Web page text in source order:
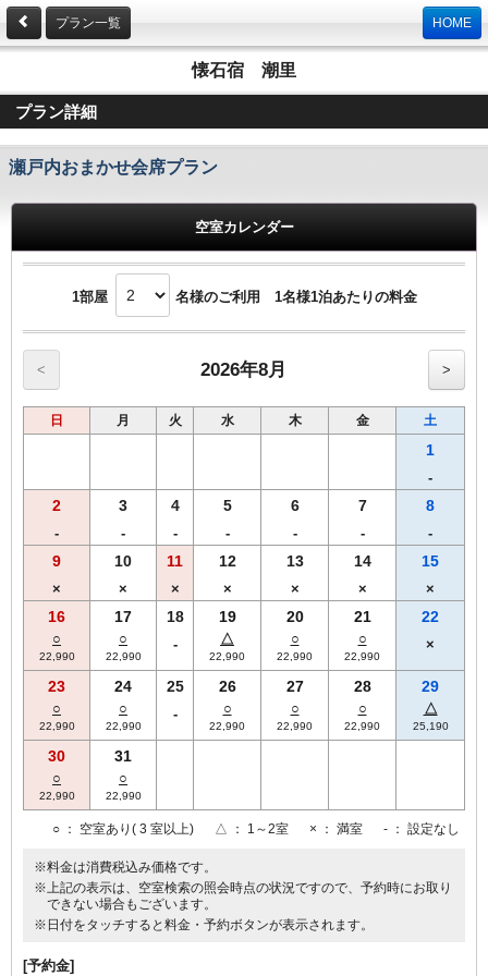
プラン一覧 HOME
懐石宿 潮里
プラン詳細
瀬戸内おまかせ会席プラン
空室カレンダー
1部屋 名様のご利用 1名様1泊あたりの料金
< 2026年8月 >
日 月 火 水 木 金 土
1
-
2
-
3
-
4
-
5
-
6
-
7
-
8
-
9
×
10
×
11
×
12
×
13
×
14
×
15
×
16
○
22,990
17
○
22,990
18
-
19
△
22,990
20
○
22,990
21
○
22,990
22
×
23
○
22,990
24
○
22,990
25
-
26
○
22,990
27
○
22,990
28
○
22,990
29
△
25,190
30
○
22,990
31
○
22,990
○ ： 空室あり( 3 室以上) △ ： 1～2室 × ： 満室 - ： 設定なし
※料金は消費税込み価格です。
※上記の表示は、空室検索の照会時点の状況ですので、予約時にお取り
できない場合もございます。
※日付をタッチすると料金・予約ボタンが表示されます。
[予約金]